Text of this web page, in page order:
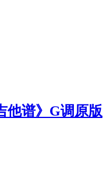
他谱》G调原版